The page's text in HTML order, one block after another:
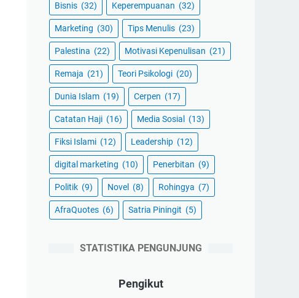
Bisnis (32) Keperempuanan (32)
Marketing (30) Tips Menulis (23)
Palestina (22) Motivasi Kepenulisan (21)
Remaja (21) Teori Psikologi (20)
Dunia Islam (19) Cerpen (17)
Catatan Haji (16) Media Sosial (13)
Fiksi Islami (12) Leadership (12)
digital marketing (10) Penerbitan (9)
Politik (9) Novel (8) Rohingya (7)
AfraQuotes (6) Satria Piningit (5)
STATISTIKA PENGUNJUNG
Pengikut